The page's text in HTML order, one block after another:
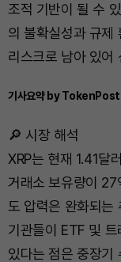
조적 기반이 될 수
의 불확실성과 규제
리스크로 남아 있어
기사요약 by
🔎 시장 해석
XRP는 현재 1.41달
거래소 보유량이
도 압력은 완화되는
기관들이 ETF 및
있다는 점은 중장기